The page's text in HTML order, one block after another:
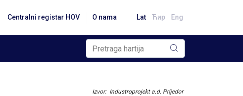
Centralni registar HOV O nama Lat Ћир Eng
Izvor: Industroprojekt a.d. Prijedor